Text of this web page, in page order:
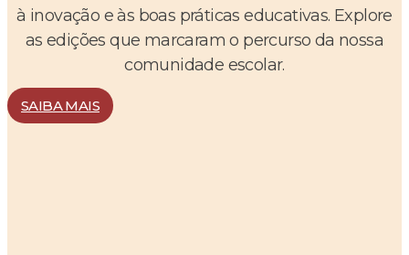
à inovação e às boas práticas educativas. Explore
as edições que marcaram o percurso da nossa
comunidade escolar.
SAIBA MAIS